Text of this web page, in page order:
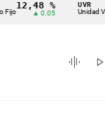
Cintillo
indicadores
económicos
%
▲ 0.05
UVR
Unidad Valor Real
graphic_eq play_arrow